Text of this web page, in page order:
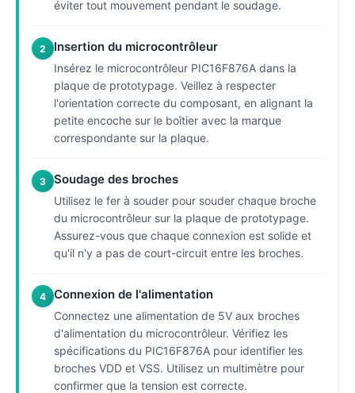
éviter tout mouvement pendant le soudage.
2 Insertion du microcontrôleur
Insérez le microcontrôleur PIC16F876A dans la
plaque de prototypage. Veillez à respecter
l'orientation correcte du composant, en alignant la
petite encoche sur le boîtier avec la marque
correspondante sur la plaque.
3 Soudage des broches
Utilisez le fer à souder pour souder chaque broche
du microcontrôleur sur la plaque de prototypage.
Assurez-vous que chaque connexion est solide et
qu'il n'y a pas de court-circuit entre les broches.
4 Connexion de l'alimentation
Connectez une alimentation de 5V aux broches
d'alimentation du microcontrôleur. Vérifiez les
spécifications du PIC16F876A pour identifier les
broches VDD et VSS. Utilisez un multimètre pour
confirmer que la tension est correcte.